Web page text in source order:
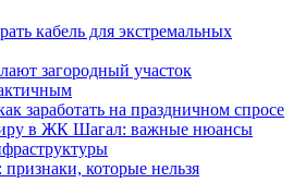
кабель для экстремальных
загородный участок
заработать на праздничном спросе
в ЖК Шагал: важные нюансы
признаки, которые нельзя